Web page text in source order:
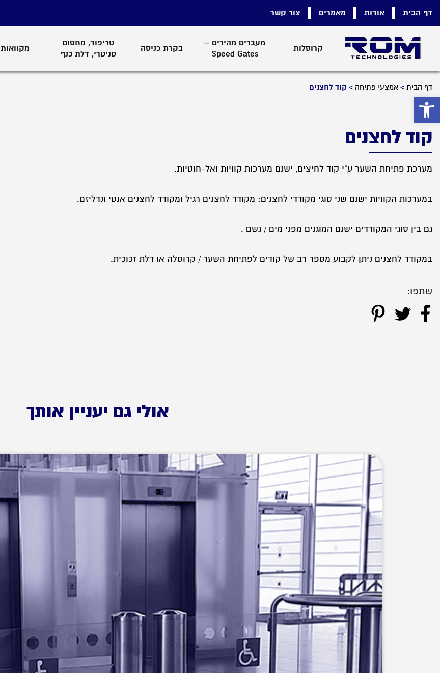
דף הבית אודות מאמרים צור קשר
קרוסלות
מעברים מהירים –
Speed Gates
בקרת כניסה
טריפוד, מחסום
סניטרי, דלת כנף
מקוואות
דף הבית > אמצעי פתיחה > קוד לחצנים
קוד לחצנים
מערכת פתיחת השער ע"י קוד לחיצים, ישנם מערכות קוויות ואל-חוטיות.
במערכות הקוויות ישנם שני סוגי מקודדי לחצנים: מקודד לחצנים רגיל ומקודד לחצנים אנטי ונדליזם.
גם בין סוגי המקודדים ישנם המוגנים מפני מים / גשם .
במקודד לחצנים ניתן לקבוע מספר רב של קודים לפתיחת השער / קרוסלה או דלת זכוכית.
שתפו:
אולי גם יעניין אותך
פתח סרגל נגישות